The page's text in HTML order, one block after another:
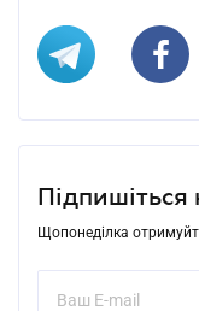
Підпишіться
Щопонеділка